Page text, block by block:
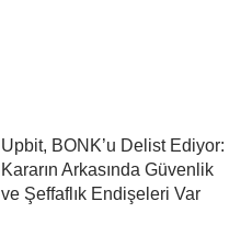
Upbit, BONK’u Delist Ediyor:
Kararın Arkasında Güvenlik
ve Şeffaflık Endişeleri Var